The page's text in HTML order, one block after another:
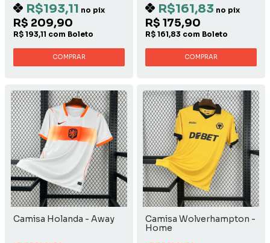
R$193,11 no pix
R$ 209,90
R$ 193,11 com Boleto
COMPRAR
R$161,83 no pix
R$ 175,90
R$ 161,83 com Boleto
COMPRAR
Camisa Holanda - Away
Camisa Wolverhampton -
Home